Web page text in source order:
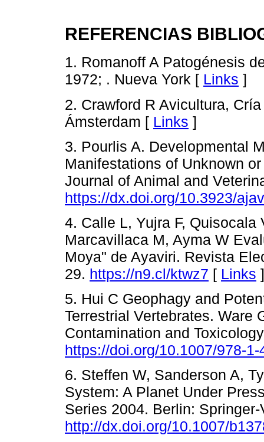
REFERENCIAS
1. Romanoff A Patogénesis
1972; . Nueva York [ Links ]
2. Crawford R Avicultura,
Ámsterdam [ Links ]
3. Pourlis A. Developmental
Manifestations of Unknown
Journal of Animal and
https://dx.doi.org/10.3923/
4. Calle L, Yujra F, Quisocala
Marcavillaca M, Ayma W
Moya" de Ayaviri. Revista
29. https://n9.cl/ktwz7 [ Links ]
5. Hui C Geophagy and
Terrestrial Vertebrates. Ware
Contamination and
https://doi.org/10.1007/978-
6. Steffen W, Sanderson A,
System: A Planet Under
Series 2004. Berlin:
http://dx.doi.org/10.1007/